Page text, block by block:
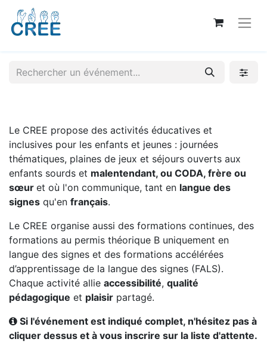
Le CREE propose des activités éducatives et
inclusives pour les enfants et jeunes : journées
thématiques, plaines de jeux et séjours ouverts aux
enfants sourds et malentendant, ou CODA, frère ou
sœur et où l'on communique, tant en langue des
signes qu'en français.
Le CREE organise aussi des formations continues, des
formations au permis théorique B uniquement en
langue des signes et des formations accélérées
d’apprentissage de la langue des signes (FALS).
Chaque activité allie accessibilité, qualité
pédagogique et plaisir partagé.
Si l'événement est indiqué complet, n'hésitez pas à
cliquer dessus et à vous inscrire sur la liste d'attente.